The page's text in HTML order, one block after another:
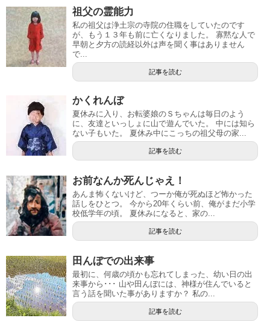
祖父の霊能力
私の祖父は浄土宗の寺院の住職をしていたのです
が、もう１３年も前に亡くなりました。 寡黙な人で
早朝と夕方の読経以外は声を聞く事はありません
で...
記事を読む
かくれんぼ
夏休みに入り、お転婆娘のＳちゃんは毎日のよう
に、友達といっしょに山で遊んでいた。 中には知ら
ない子もいた。 夏休み中にこっちの祖父母の家...
記事を読む
お前なんか死んじゃえ！
あんま怖くないけど、つーか俺が死ぬほど怖かった
話しをひとつ。 今から20年くらい前、俺がまだ小学
校低学年の頃。 夏休みになると、家の...
記事を読む
田んぼでの出来事
最初に、何歳の頃かも忘れてしまった、幼い日の出
来事から･･･ 山や田んぼには、神様が住んでいると
言う話を聞いた事がありますか？ 私の...
記事を読む